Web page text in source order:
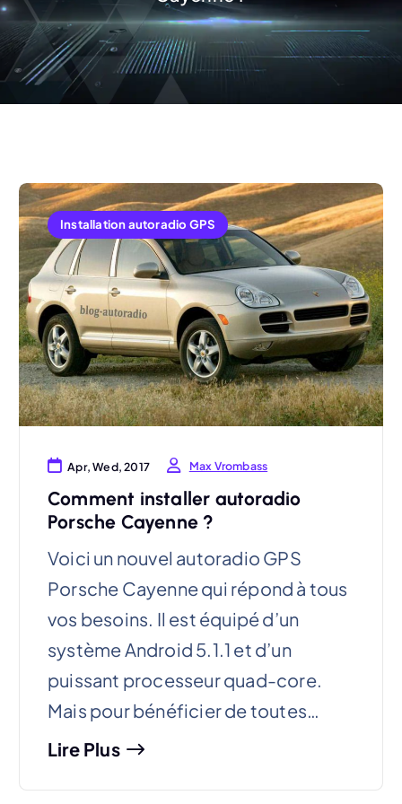
Installation autoradio GPS
Apr, Wed, 2017 Max Vrombass
Comment installer autoradio
Porsche Cayenne ?
Voici un nouvel autoradio GPS
Porsche Cayenne qui répond à tous
vos besoins. Il est équipé d’un
système Android 5.1.1 et d’un
puissant processeur quad-core.
Mais pour bénéficier de toutes…
Lire Plus